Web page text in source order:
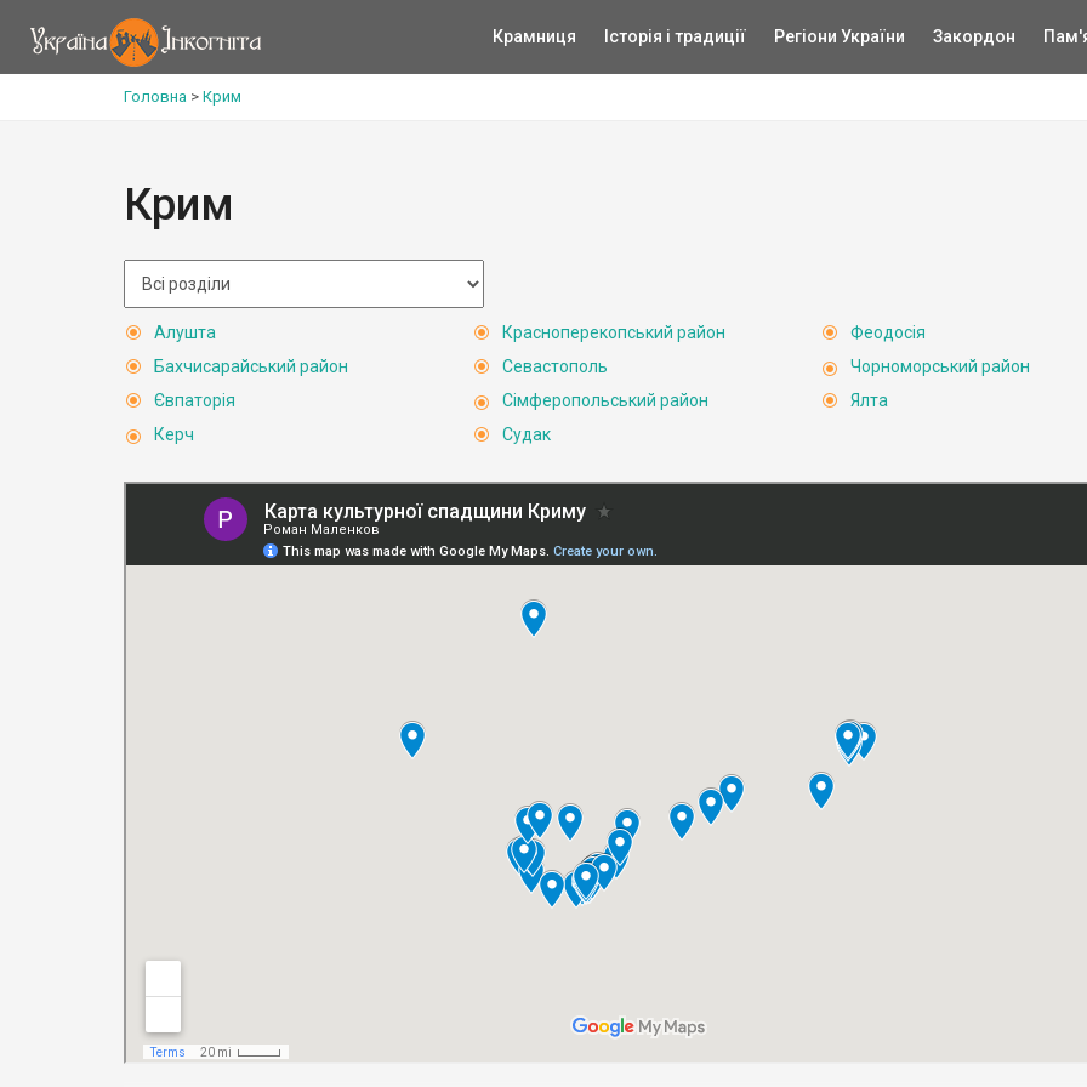
Крамниця Історія і традиції Регіони України Закордон
Головна > Крим
Крим
Алушта
Бахчисарайський район
Євпаторія
Керч
Красноперекопський район
Севастополь
Сімферопольський район
Судак
Феодосія
Чорноморський район
Ялта